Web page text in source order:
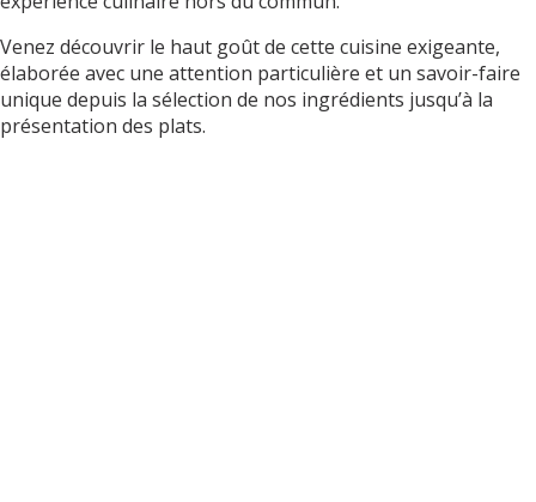
Venez découvrir le haut goût de cette cuisine exigeante,
élaborée avec une attention particulière et un savoir-faire
unique depuis la sélection de nos ingrédients jusqu’à la
présentation des plats.